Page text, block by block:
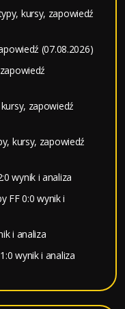
kursy, zapowiedź
(07.08.2026)
zapowiedź
kursy, zapowiedź
wynik i analiza
FF 0:0 wynik i
i analiza
wynik i analiza